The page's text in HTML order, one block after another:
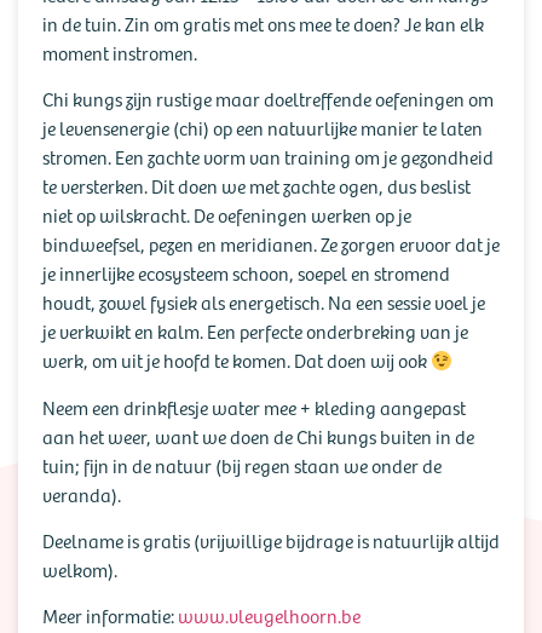
in de tuin. Zin om gratis met ons mee te doen? Je kan elk
moment instromen.
Chi kungs zijn rustige maar doeltreffende oefeningen om
je levensenergie (chi) op een natuurlijke manier te laten
stromen. Een zachte vorm van training om je gezondheid
te versterken. Dit doen we met zachte ogen, dus beslist
niet op wilskracht. De oefeningen werken op je
bindweefsel, pezen en meridianen. Ze zorgen ervoor dat je
je innerlijke ecosysteem schoon, soepel en stromend
houdt, zowel fysiek als energetisch. Na een sessie voel je
je verkwikt en kalm. Een perfecte onderbreking van je
werk, om uit je hoofd te komen. Dat doen wij ook
Neem een drinkflesje water mee + kleding aangepast
aan het weer, want we doen de Chi kungs buiten in de
tuin; fijn in de natuur (bij regen staan we onder de
veranda).
Deelname is gratis (vrijwillige bijdrage is natuurlijk altijd
welkom).
Meer informatie:www.vleugelhoorn.be